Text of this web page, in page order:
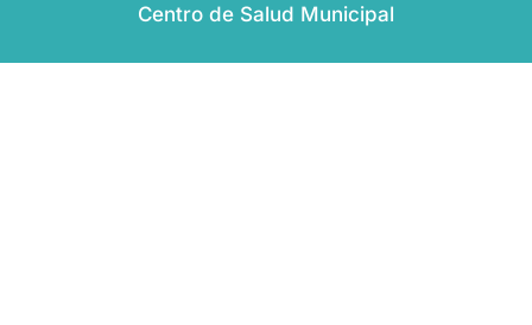
Centro de Salud Municipal